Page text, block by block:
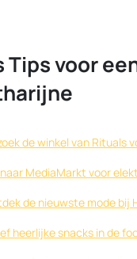
Tips voor
de winkel van Rituals
MediaMarkt voor
de nieuwste mode bij
heerlijke snacks in de